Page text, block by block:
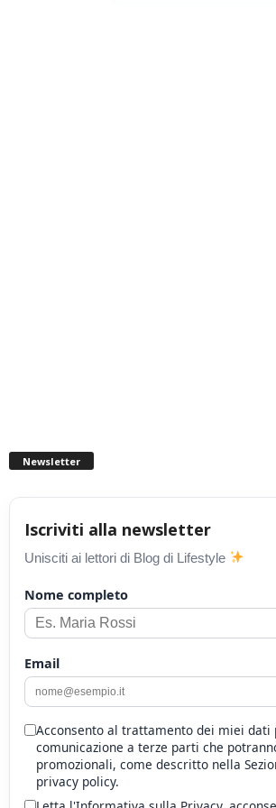
Newsletter
Iscriviti alla newsletter
Unisciti ai lettori di Blog di Lifestyle
Nome completo
Email
Acconsento al trattamento dei miei dati
comunicazione a terze parti che
promozionali, come descritto nella
privacy policy.